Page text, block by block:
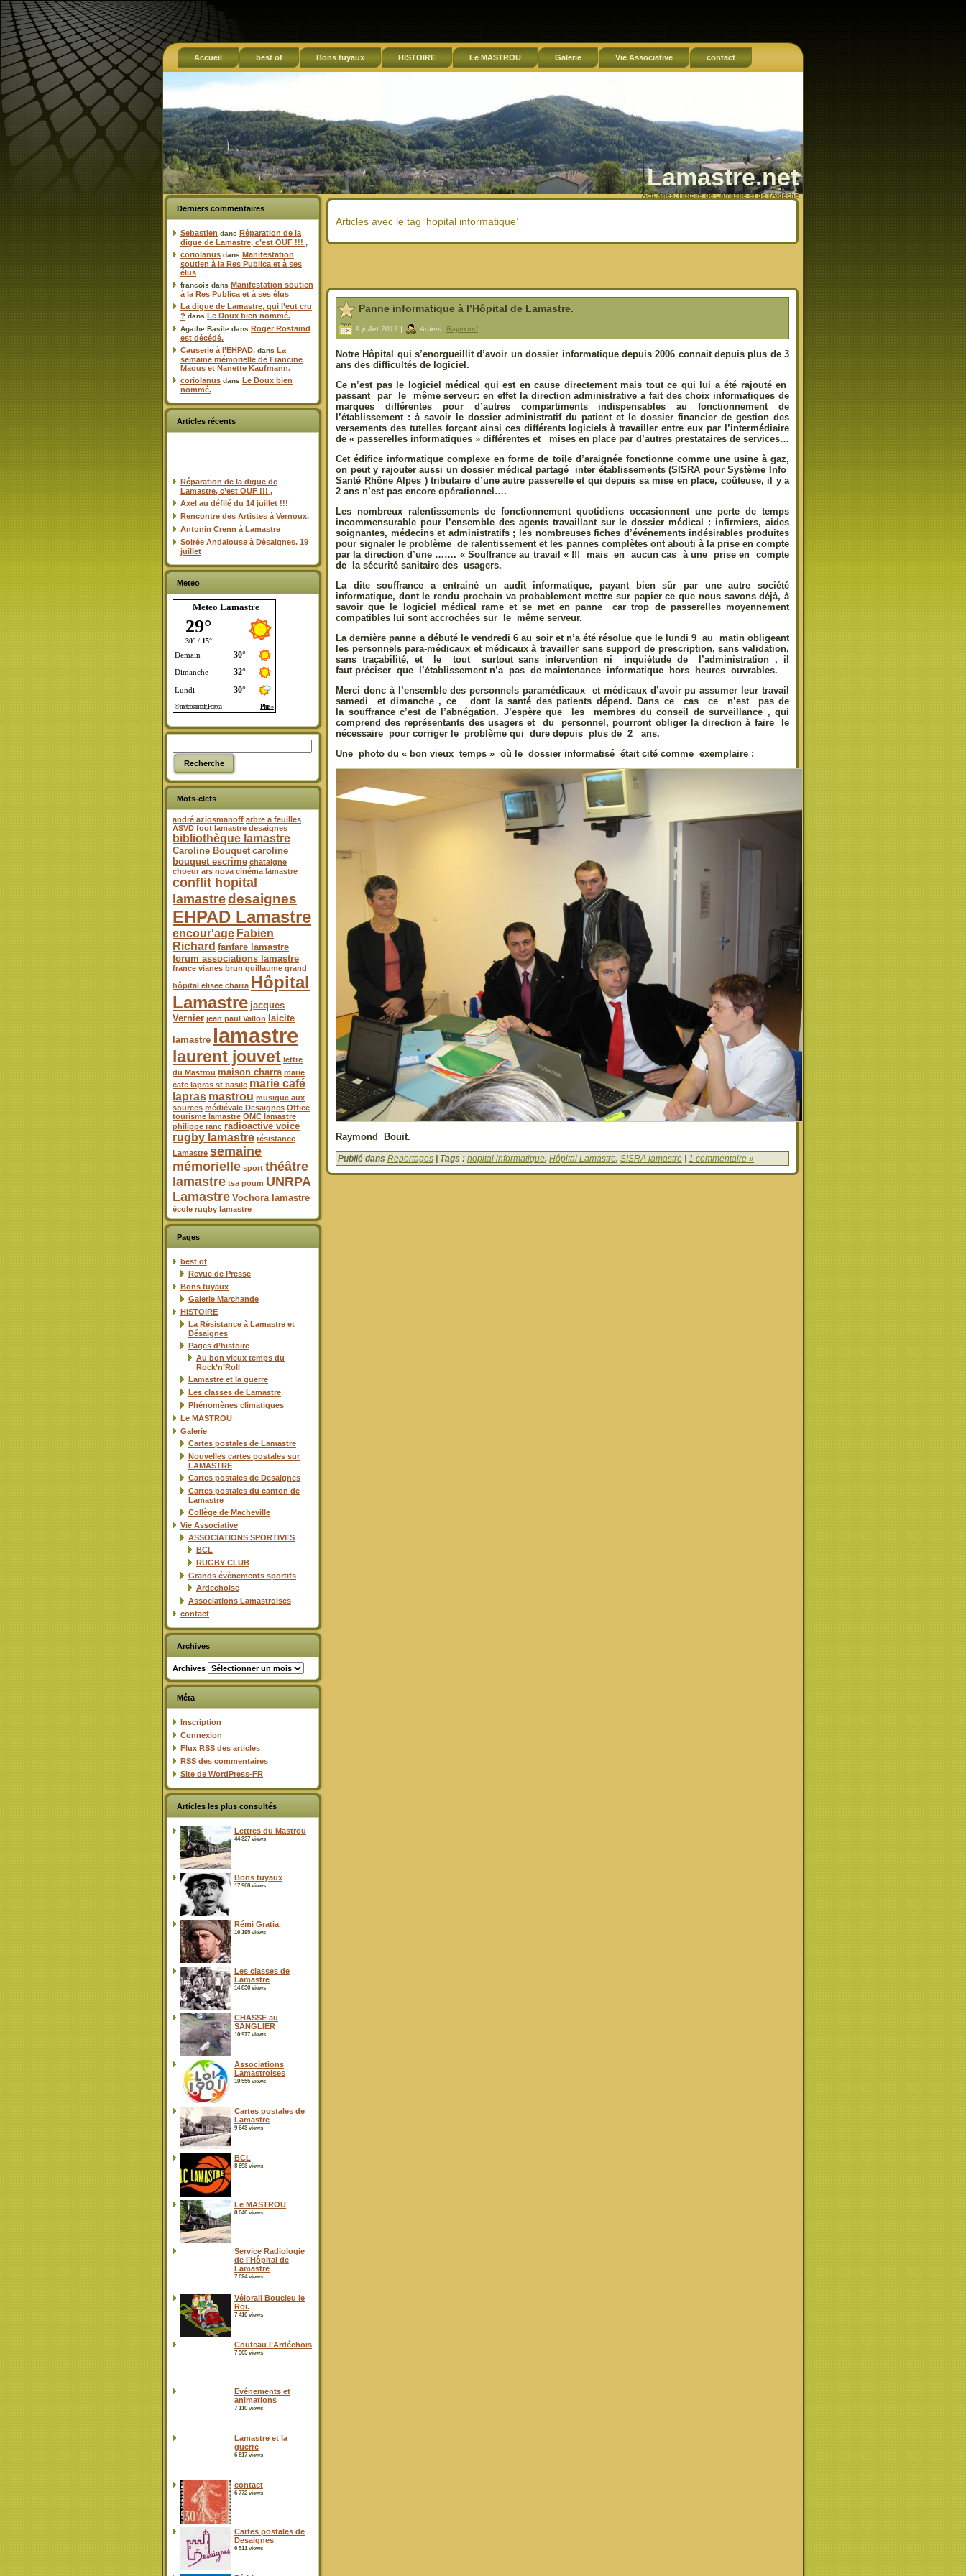
Accueil best of Bons tuyaux HISTOIRE Le MASTROU Galerie Vie Associative contact
Lamastre.net
Actualités, Histoire de Lamastre et de l'Ardèche
Derniers commentaires
Sebastien dans Réparation de la
digue de Lamastre, c’est OUF !!! ,
coriolanus dans Manifestation
soutien à la Res Publica et à ses
élus
francois dans Manifestation soutien
à la Res Publica et à ses élus
La digue de Lamastre, qui l’eut cru
? dans Le Doux bien nommé.
Agathe Basile dans Roger Rostaind
est décédé.
Causerie à l’EHPAD. dans La
semaine mémorielle de Francine
Maous et Nanette Kaufmann.
coriolanus dans Le Doux bien
nommé.
Articles récents
Réparation de la digue de
Lamastre, c’est OUF !!! ,
Axel au défilé du 14 juillet !!!
Rencontre des Artistes à Vernoux.
Antonin Crenn à Lamastre
Soirée Andalouse à Désaignes. 19
juillet
Meteo
Meteo Lamastre
Mots-clefs
andré aziosmanoff arbre a feuilles
ASVD foot lamastre desaignes
bibliothèque lamastre
Caroline Bouquet caroline
bouquet escrime chataigne
choeur ars nova cinéma lamastre
conflit hopital
lamastredesaignes
EHPAD Lamastre
encour'age Fabien
Richard fanfare lamastre
forum associations lamastre
france vianes brun guillaume grand
hôpital elisee charra Hôpital
Lamastre jacques
Vernier jean paul Vallon
laicite
lamastre lamastre
laurent jouvet lettre
du Mastrou maison charra marie
cafe lapras st basile marie café
lapras mastrou musique aux
sources médiévale Desaignes Office
tourisme lamastre OMC lamastre
philippe ranc radioactive voice
rugby lamastre résistance
Lamastre semaine
mémorielle sport théâtre
lamastre tsa poum UNRPA
Lamastre Vochora lamastre
école rugby lamastre
Pages
best of
Revue de Presse
Bons tuyaux
Galerie Marchande
HISTOIRE
La Résistance à Lamastre et
Désaignes
Pages d’histoire
Au bon vieux temps du
Rock’n’Roll
Lamastre et la guerre
Les classes de Lamastre
Phénomènes climatiques
Le MASTROU
Galerie
Cartes postales de Lamastre
Nouvelles cartes postales sur
LAMASTRE
Cartes postales de Desaignes
Cartes postales du canton de
Lamastre
Collège de Macheville
Vie Associative
ASSOCIATIONS SPORTIVES
BCL
RUGBY CLUB
Grands évènements sportifs
Ardechoise
Associations Lamastroises
contact
Archives
Archives
Méta
Inscription
Connexion
Flux RSS des articles
RSS des commentaires
Site de WordPress-FR
Articles les plus consultés
Lettres du Mastrou
44 327 views
Bons tuyaux
17 968 views
Rémi Gratia.
16 195 views
Les classes de
Lamastre
14 830 views
CHASSE au
SANGLIER
10 977 views
Associations
Lamastroises
10 555 views
Cartes postales de
Lamastre
9 643 views
BCL
8 693 views
Le MASTROU
8 040 views
Service Radiologie
de l’Hôpital de
Lamastre
7 824 views
Vélorail Boucieu le
Roi.
7 410 views
Couteau l’Ardéchois
7 305 views
Evénements et
animations
7 110 views
Lamastre et la
guerre
6 817 views
contact
6 772 views
Cartes postales de
Desaignes
6 511 views
Articles avec le tag ‘hopital informatique’
Panne informatique à l’Hôpital de Lamastre.
9 juillet 2012 | Auteur: Raymond
Notre Hôpital qui s’enorgueillit d’avoir un dossier informatique depuis 2006 connait depuis plus de 3
ans des difficultés de logiciel.
Ce n’est pas le logiciel médical qui est en cause directement mais tout ce qui lui a été rajouté en
passant par le même serveur: en effet la direction administrative a fait des choix informatiques de
marques différentes pour d’autres compartiments indispensables au fonctionnement de
l’établissement : à savoir le dossier administratif du patient et le dossier financier de gestion des
versements des tutelles forçant ainsi ces différents logiciels à travailler entre eux par l’intermédiaire
de « passerelles informatiques » différentes et mises en place par d’autres prestataires de services…
Cet édifice informatique complexe en forme de toile d’araignée fonctionne comme une usine à gaz,
on peut y rajouter aussi un dossier médical partagé inter établissements (SISRA pour Système Info
Santé Rhône Alpes ) tributaire d’une autre passerelle et qui depuis sa mise en place, coûteuse, il y a
2 ans n’est pas encore opérationnel….
Les nombreux ralentissements de fonctionnement quotidiens occasionnent une perte de temps
incommensurable pour l’ensemble des agents travaillant sur le dossier médical : infirmiers, aides
soignantes, médecins et administratifs ; les nombreuses fiches d’événements indésirables produites
pour signaler le problème de ralentissement et les pannes complètes ont abouti à la prise en compte
par la direction d’une ……. « Souffrance au travail « !!! mais en aucun cas à une prise en compte
de la sécurité sanitaire des usagers.
La dite souffrance a entrainé un audit informatique, payant bien sûr par une autre société
informatique, dont le rendu prochain va probablement mettre sur papier ce que nous savons déjà, à
savoir que le logiciel médical rame et se met en panne car trop de passerelles moyennement
compatibles lui sont accrochées sur le même serveur.
La dernière panne a débuté le vendredi 6 au soir et n’a été résolue que le lundi 9 au matin obligeant
les personnels para-médicaux et médicaux à travailler sans support de prescription, sans validation,
sans traçabilité, et le tout surtout sans intervention ni inquiétude de l’administration , il
faut préciser que l’établissement n’a pas de maintenance informatique hors heures ouvrables.
Merci donc à l’ensemble des personnels paramédicaux et médicaux d’avoir pu assumer leur travail
samedi et dimanche , ce dont la santé des patients dépend. Dans ce cas ce n’est pas de
la souffrance c’est de l’abnégation. J’espère que les membres du conseil de surveillance , qui
comprend des représentants des usagers et du personnel, pourront obliger la direction à faire le
nécessaire pour corriger le problème qui dure depuis plus de 2 ans.
Une photo du « bon vieux temps » où le dossier informatisé était cité comme exemplaire :
Raymond Bouit.
Publié dans Reportages | Tags : hopital informatique, Hôpital Lamastre, SISRA lamastre | 1 commentaire »